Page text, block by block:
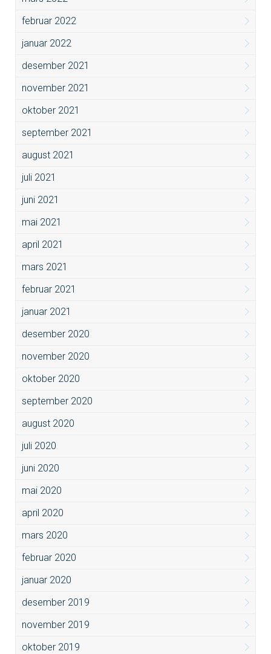
februar 2022
januar 2022
desember 2021
november 2021
oktober 2021
september 2021
august 2021
juli 2021
juni 2021
mai 2021
april 2021
mars 2021
februar 2021
januar 2021
desember 2020
november 2020
oktober 2020
september 2020
august 2020
juli 2020
juni 2020
mai 2020
april 2020
mars 2020
februar 2020
januar 2020
desember 2019
november 2019
oktober 2019